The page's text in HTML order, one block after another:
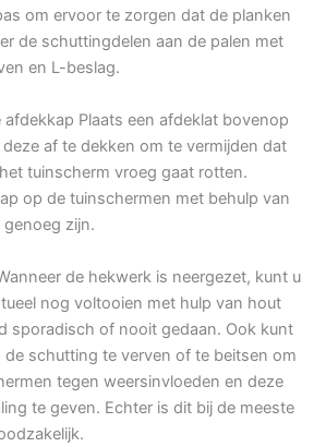
om ervoor te zorgen dat de planken
de schuttingdelen aan de palen met
en L-beslag.
Plaats een afdeklat bovenop
af te dekken om te vermijden dat
tuinscherm vroeg gaat rotten.
op de tuinschermen met behulp van
zijn.
de hekwerk is neergezet, kunt u
nog voltooien met hulp van hout
sporadisch of nooit gedaan. Ook kunt
de schutting te verven of te beitsen om
tegen weersinvloeden en deze
te geven. Echter is dit bij de meeste